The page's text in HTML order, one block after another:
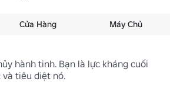
Cửa Hàng Máy Chủ
hành tinh. Bạn là lực kháng cuối
và tiêu diệt nó.